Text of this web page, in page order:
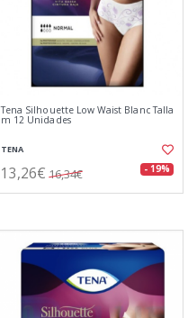
Tena Silhouette Low Waist Blanc Talla
m 12 Unidades
TENA
13,26€ 16,34€ - 19%